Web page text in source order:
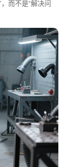
而不是“解决问